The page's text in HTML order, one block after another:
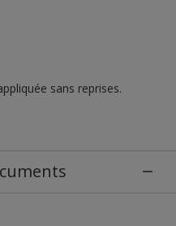
sans reprises.